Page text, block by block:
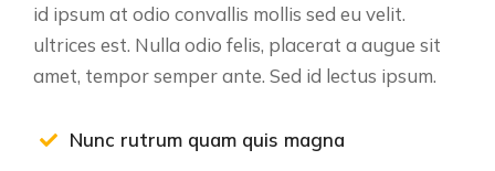
id ipsum at odio convallis mollis sed eu velit.
ultrices est. Nulla odio felis, placerat a augue sit
amet, tempor semper ante. Sed id lectus ipsum.
Nunc rutrum quam quis magna